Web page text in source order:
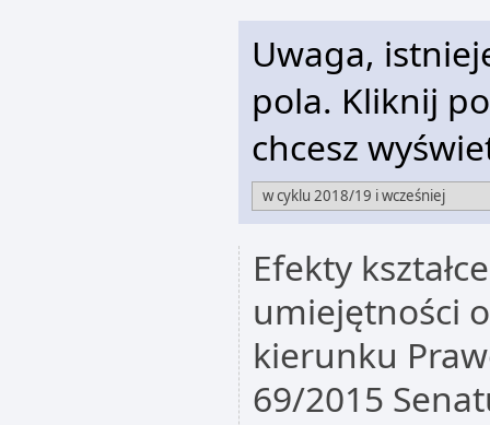
Uwaga,
pola. Kliknij
chcesz
Efekty
umiejętności
kierunku
69/2015